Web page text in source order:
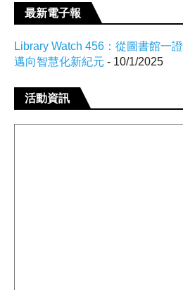
最新電子報
Library Watch 456：從圖書館一
邁向智慧化新紀元 - 10/1/2025
活動資訊